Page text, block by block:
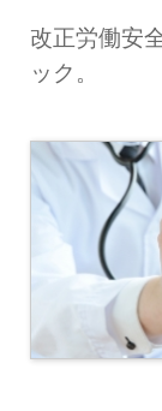
改正労働安
ック。